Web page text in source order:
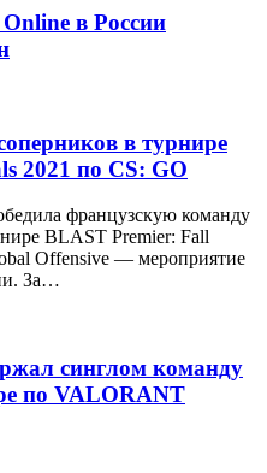
в России
в турнире
2021 по CS: GO
французскую команду
BLAST Premier: Fall
Offensive — мероприятие
За…
синглом команду
по VALORANT